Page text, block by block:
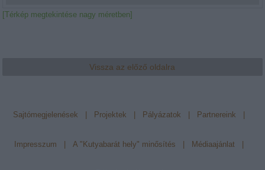
[Térkép megtekintése nagy méretben]
Vissza az előző oldalra
Sajtómegjelenések Projektek Pályázatok Partnereink
Impresszum A "Kutyabarát hely" minősítés Médiaajánlat